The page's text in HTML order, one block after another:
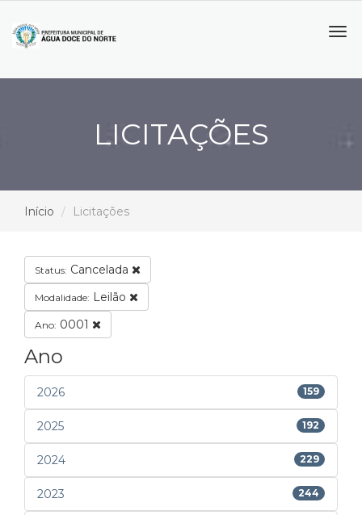
LICITAÇÕES
Início Licitações
Status: Cancelada
Modalidade: Leilão
Ano: 0001
Ano
2026 159
2025 192
2024 229
2023 244